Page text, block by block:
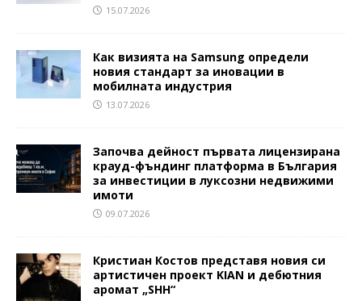
15.07.2026
Как визията на Samsung определи
новия стандарт за иновации в
мобилната индустрия
13.07.2026
Започва дейност първата лицензирана
крауд-фъндинг платформа в България
за инвестиции в луксозни недвижими
имоти
09.07.2026
Кристиан Костов представя новия си
артистичен проект KIAN и дебютния
аромат „SHH“